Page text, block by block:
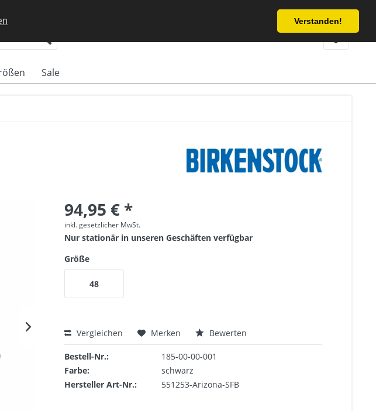
Verstanden!
Service/Hilfe
Sale
94,95 € *
inkl. gesetzlicher MwSt.
Nur stationär in unseren Geschäften verfügbar
Größe
48
Vergleichen Merken Bewerten
Bestell-Nr.:
185-00-00-001
Farbe:
schwarz
Hersteller Art-Nr.:
551253-Arizona-SFB